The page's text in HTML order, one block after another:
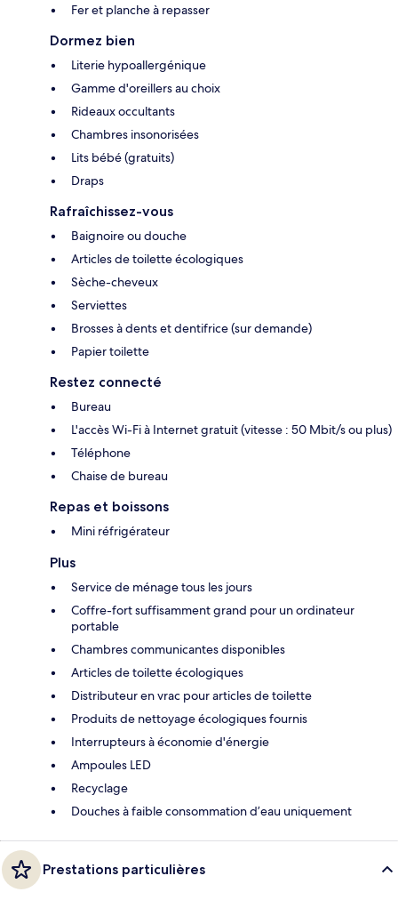
Fer et planche à repasser
Dormez bien
Literie hypoallergénique
Gamme d'oreillers au choix
Rideaux occultants
Chambres insonorisées
Lits bébé (gratuits)
Draps
Rafraîchissez-vous
Baignoire ou douche
Articles de toilette écologiques
Sèche-cheveux
Serviettes
Brosses à dents et dentifrice (sur demande)
Papier toilette
Restez connecté
Bureau
L'accès Wi-Fi à Internet gratuit (vitesse : 50 Mbit/s ou plus)
Téléphone
Chaise de bureau
Repas et boissons
Mini réfrigérateur
Plus
Service de ménage tous les jours
Coffre-fort suffisamment grand pour un ordinateur
portable
Chambres communicantes disponibles
Articles de toilette écologiques
Distributeur en vrac pour articles de toilette
Produits de nettoyage écologiques fournis
Interrupteurs à économie d'énergie
Ampoules LED
Recyclage
Douches à faible consommation d’eau uniquement
Prestations particulières